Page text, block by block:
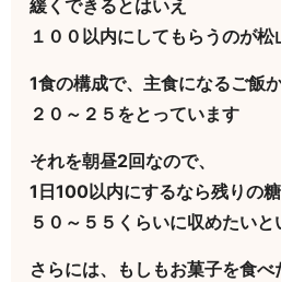
緩くできるとはいえ
１００以内にしてもらうのが
1食の構成で、主食になるご飯
２０～２５をとっています
それを朝昼2回なので、
1日100以内にするなら残りの
５０～５５くらいに収めたい
さらには、もしもお菓子を食